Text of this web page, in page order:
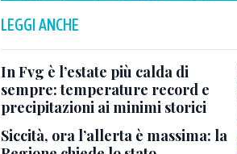
LEGGI ANCHE
In Fvg è l’estate più calda di
sempre: temperature record e
precipitazioni ai minimi storici
Siccità, ora l’allerta è massima: la